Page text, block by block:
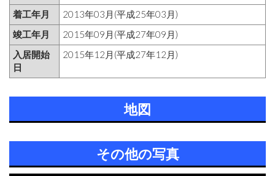
着工年月
2013年03月(平成25年03月)
竣工年月
2015年09月(平成27年09月)
入居開始
日
2015年12月(平成27年12月)
地図
その他の写真